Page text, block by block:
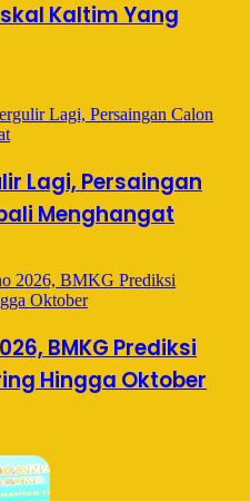
Kaltim Yang
Lagi, Persaingan
Menghangat
BMKG Prediksi
Hingga Oktober